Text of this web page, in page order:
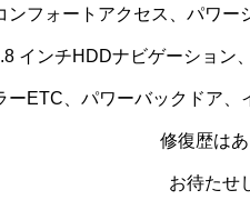
ンフォートアクセス、 パワー
インチHDDナビゲーション
ーETC、パワーバックドア、
修復歴はあ
お待たせ